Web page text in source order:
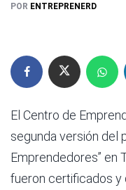
POR ENTREPRENERD
El Centro de
segunda versión del
Emprendedores” en
fueron certificados y